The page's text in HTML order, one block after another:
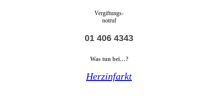
Vergiftungs-
notruf
01 406 4343
Was tun bei…?
Herzinfarkt